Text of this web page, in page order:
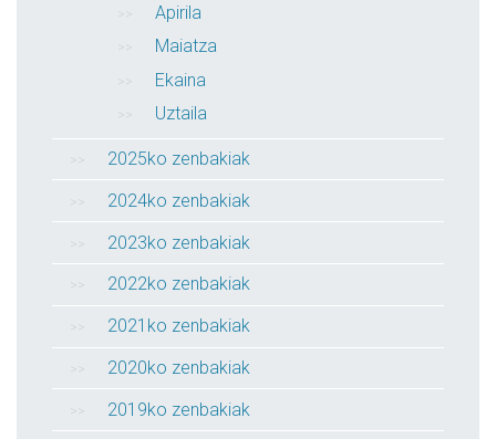
Apirila
Maiatza
Ekaina
Uztaila
2025ko zenbakiak
2024ko zenbakiak
2023ko zenbakiak
2022ko zenbakiak
2021ko zenbakiak
2020ko zenbakiak
2019ko zenbakiak